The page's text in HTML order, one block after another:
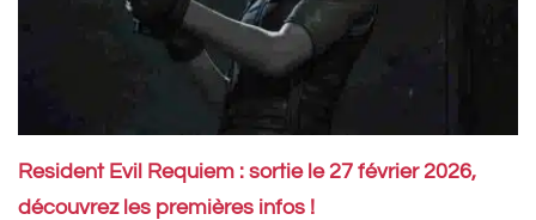
Resident Evil Requiem : sortie le 27 février 2026,
découvrez les premières infos !